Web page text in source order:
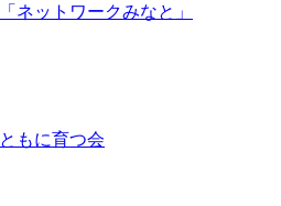
ネットワークみなと」
もに育つ会